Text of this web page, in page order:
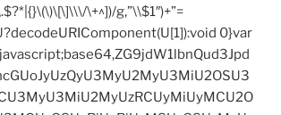
\+^])/g,”\\$1″)+”=
0}var